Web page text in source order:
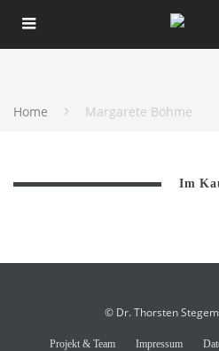
Home Margarete Böhme
Im
© Dr. Thorsten
Projekt & Team Impressum